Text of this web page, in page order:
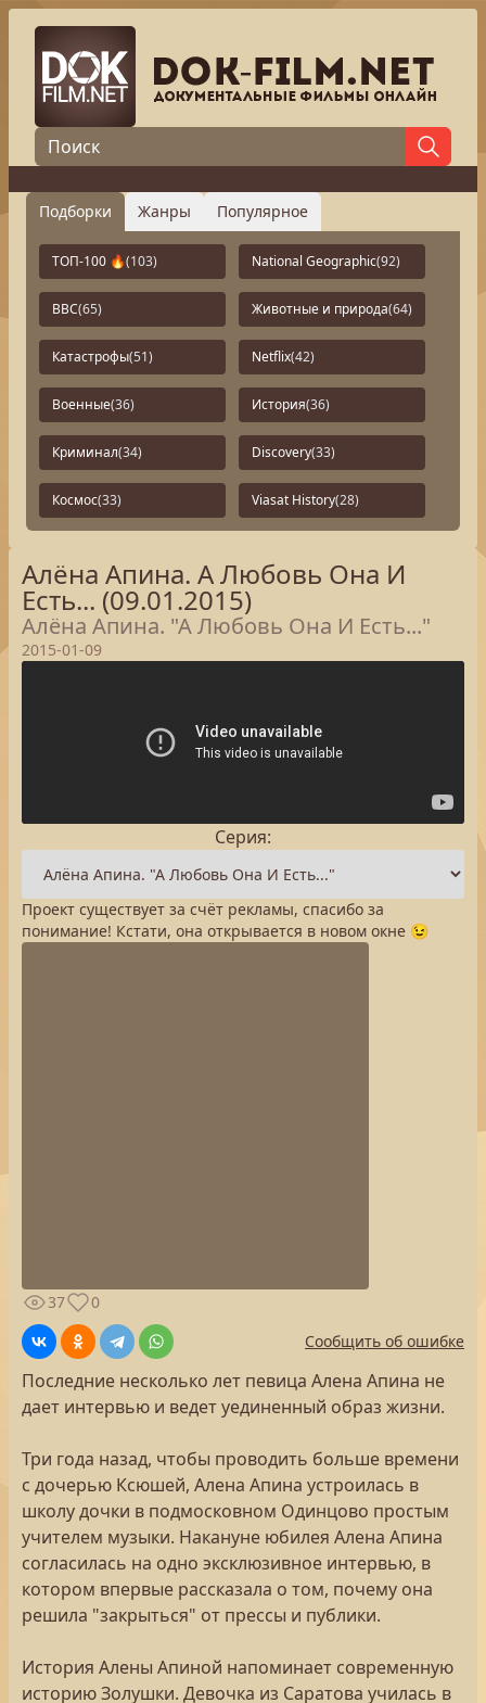
Подборки Жанры Популярное
ТОП-100 🔥(103) National Geographic(92)
BBC(65) Животные и природа(64)
Катастрофы(51) Netflix(42)
Военные(36) История(36)
Криминал(34) Discovery(33)
Космос(33) Viasat History(28)
Алёна Апина. А Любовь Она И
Есть... (09.01.2015)
Алёна Апина. "А Любовь Она И Есть..."
2015-01-09
Серия:
Проект существует за счёт рекламы, спасибо за
понимание! Кстати, она открывается в новом окне 😉
37
0
Сообщить об ошибке
Последние несколько лет певица Алена Апина не
дает интервью и ведет уединенный образ жизни.
Три года назад, чтобы проводить больше времени
с дочерью Ксюшей, Алена Апина устроилась в
школу дочки в подмосковном Одинцово простым
учителем музыки. Накануне юбилея Алена Апина
согласилась на одно эксклюзивное интервью, в
котором впервые рассказала о том, почему она
решила "закрыться" от прессы и публики.
История Алены Апиной напоминает современную
историю Золушки. Девочка из Саратова училась в